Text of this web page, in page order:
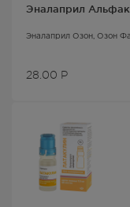
Эналаприл
Эналаприл Озон , Озон
28.00 Р